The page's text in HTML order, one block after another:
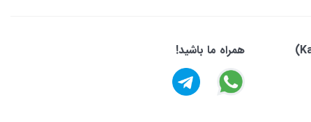
همراه ما باشید!